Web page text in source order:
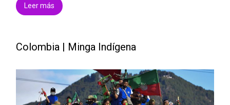
Leer más
Colombia | Minga Indígena